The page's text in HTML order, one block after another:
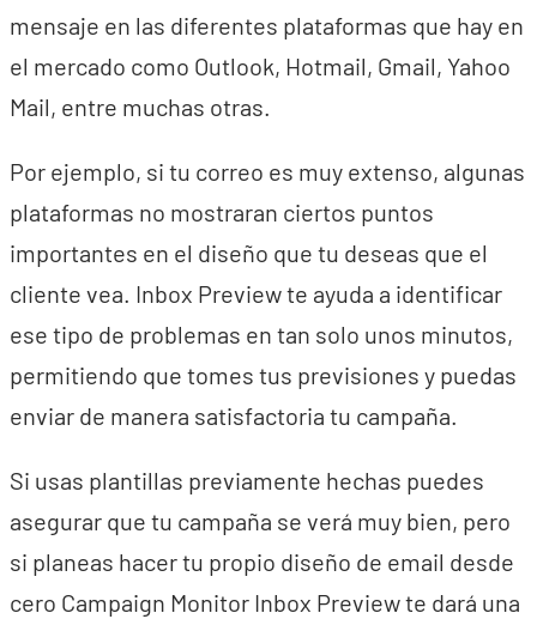
mensaje en las diferentes plataformas que hay en
el mercado como Outlook, Hotmail, Gmail, Yahoo
Mail, entre muchas otras.
Por ejemplo, si tu correo es muy extenso, algunas
plataformas no mostraran ciertos puntos
importantes en el diseño que tu deseas que el
cliente vea. Inbox Preview te ayuda a identificar
ese tipo de problemas en tan solo unos minutos,
permitiendo que tomes tus previsiones y puedas
enviar de manera satisfactoria tu campaña.
Si usas plantillas previamente hechas puedes
asegurar que tu campaña se verá muy bien, pero
si planeas hacer tu propio diseño de email desde
cero Campaign Monitor Inbox Preview te dará una